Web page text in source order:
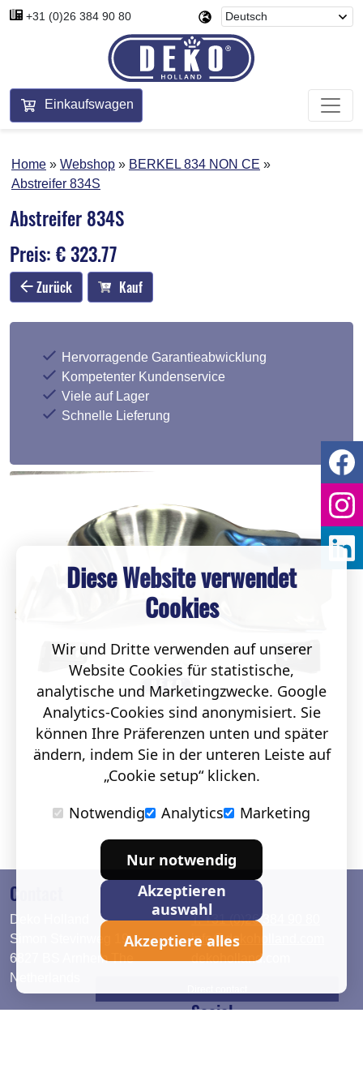
+31 (0)26 384 90 80
Einkaufswagen
Home Webshop
BERKEL 834 NON CE
Abstreifer 834S
Abstreifer 834S
Preis: € 323.77
Zurück Kauf
Hervorragende Garantieabwicklung
Kompetenter Kundenservice
Viele auf Lager
Schnelle Lieferung
Contact
Deko Holland
Simon Stevinweg 19
6827 BS Arnhem The
Netherlands
T. +31 (0)26 384 90 80
info@dekoholland.com
dekoholland.com
Social
Diese Website verwendet
Cookies
Wir und Dritte verwenden auf unserer
Website Cookies für statistische,
analytische und Marketingzwecke. Google
Analytics-Cookies sind anonymisiert. Sie
können Ihre Präferenzen unten und später
ändern, indem Sie in der unteren Leiste auf
„Cookie setup“ klicken.
Notwendig
Analytics Marketing
Nur notwendig
Akzeptieren
auswahl
Akzeptiere alles